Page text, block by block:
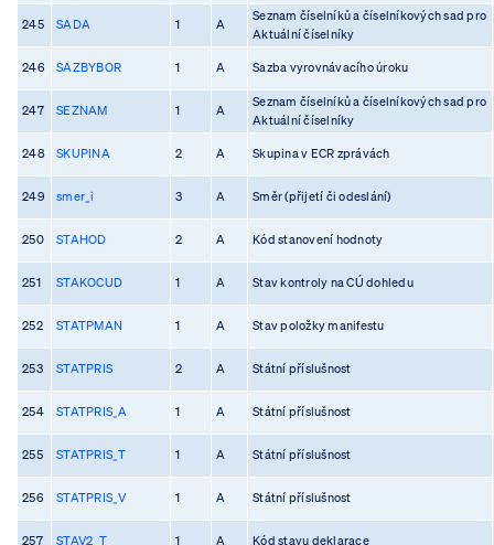
245 SADA 1 A
Seznam číselníků a číselníkových sad pro
Aktuální číselníky
246 SAZBYBOR 1 A Sazba vyrovnávacího úroku
247 SEZNAM 1 A
Seznam číselníků a číselníkových sad pro
Aktuální číselníky
248 SKUPINA 2 A Skupina v ECR zprávách
249 smer_i 3 A Směr (přijetí či odeslání)
250 STAHOD 2 A Kód stanovení hodnoty
251 STAKOCUD 1 A Stav kontroly na CÚ dohledu
252 STATPMAN 1 A Stav položky manifestu
253 STATPRIS 2 A Státní příslušnost
254 STATPRIS_A 1 A Státní příslušnost
255 STATPRIS_T 1 A Státní příslušnost
256 STATPRIS_V 1 A Státní příslušnost
257 STAV2_T 1 A Kód stavu deklarace